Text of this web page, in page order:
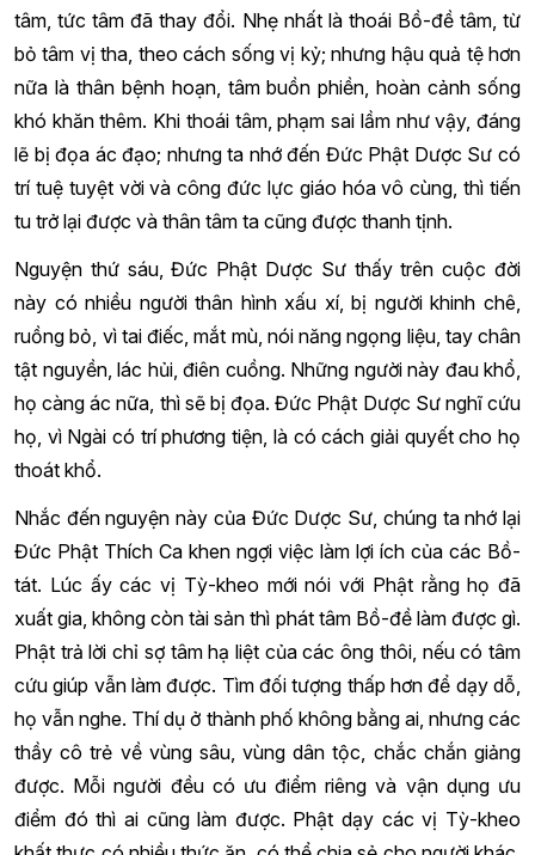
tâm, tức tâm đã thay đổi. Nhẹ nhất là thoái Bồ-đề tâm, từ
bỏ tâm vị tha, theo cách sống vị kỷ; nhưng hậu quả tệ hơn
nữa là thân bệnh hoạn, tâm buồn phiền, hoàn cảnh sống
khó khăn thêm. Khi thoái tâm, phạm sai lầm như vậy, đáng
lẽ bị đọa ác đạo; nhưng ta nhớ đến Đức Phật Dược Sư có
trí tuệ tuyệt vời và công đức lực giáo hóa vô cùng, thì tiến
tu trở lại được và thân tâm ta cũng được thanh tịnh.
Nguyện thứ sáu, Đức Phật Dược Sư thấy trên cuộc đời
này có nhiều người thân hình xấu xí, bị người khinh chê,
ruồng bỏ, vì tai điếc, mắt mù, nói năng ngọng liệu, tay chân
tật nguyền, lác hủi, điên cuồng. Những người này đau khổ,
họ càng ác nữa, thì sẽ bị đọa. Đức Phật Dược Sư nghĩ cứu
họ, vì Ngài có trí phương tiện, là có cách giải quyết cho họ
thoát khổ.
Nhắc đến nguyện này của Đức Dược Sư, chúng ta nhớ lại
Đức Phật Thích Ca khen ngợi việc làm lợi ích của các Bồ-
tát. Lúc ấy các vị Tỳ-kheo mới nói với Phật rằng họ đã
xuất gia, không còn tài sản thì phát tâm Bồ-đề làm được gì.
Phật trả lời chỉ sợ tâm hạ liệt của các ông thôi, nếu có tâm
cứu giúp vẫn làm được. Tìm đối tượng thấp hơn để dạy dỗ,
họ vẫn nghe. Thí dụ ở thành phố không bằng ai, nhưng các
thầy cô trẻ về vùng sâu, vùng dân tộc, chắc chắn giảng
được. Mỗi người đều có ưu điểm riêng và vận dụng ưu
điểm đó thì ai cũng làm được. Phật dạy các vị Tỳ-kheo